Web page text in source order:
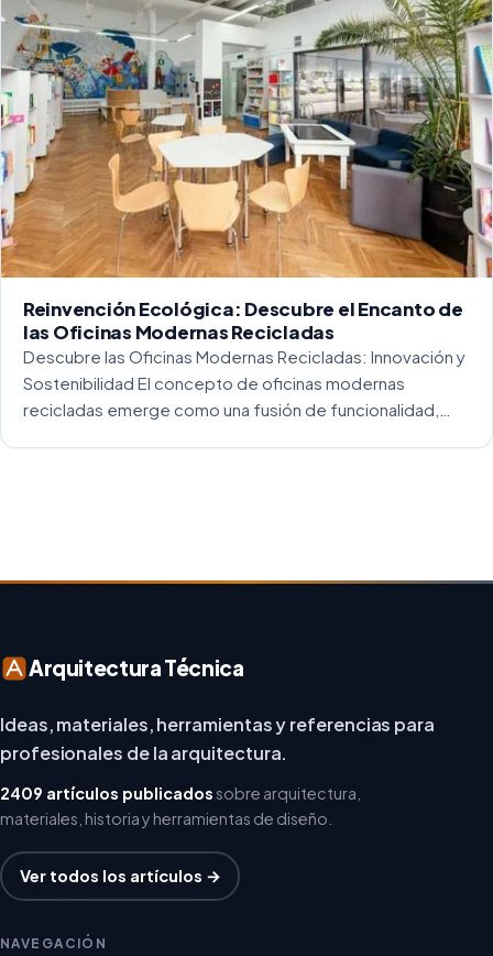
Reinvención Ecológica: Descubre el Encanto de
las Oficinas Modernas Recicladas
Descubre las Oficinas Modernas Recicladas: Innovación y
Sostenibilidad El concepto de oficinas modernas
recicladas emerge como una fusión de funcionalidad,
Arquitectura Técnica
Ideas, materiales, herramientas y referencias para
profesionales de la arquitectura.
2409 artículos publicadossobre arquitectura,
materiales, historia y herramientas de diseño.
Ver todos los artículos →
NAVEGACIÓN